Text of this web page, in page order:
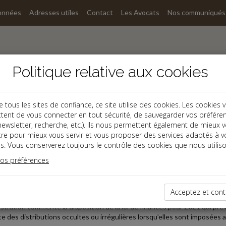
Adresses utiles Contact Les Avocats Nos communiqués
de 1,25 pour les distributions irrégulières ou
commente la disposition de la loi de finances pour 2021 qui
des distributions occultes ou irrégulières lorsqu’elles sont imposées
Politique relative aux cookies
tous les sites de confiance, ce site utilise des cookies. Les cookies
de vous connecter en tout sécurité, de sauvegarder vos
recherche, etc.). Ils nous permettent également de mieux
pour mieux vous servir et vous proposer des services adaptés à
Vous conserverez toujours le contrôle des cookies que nous
préférences
Acceptez et